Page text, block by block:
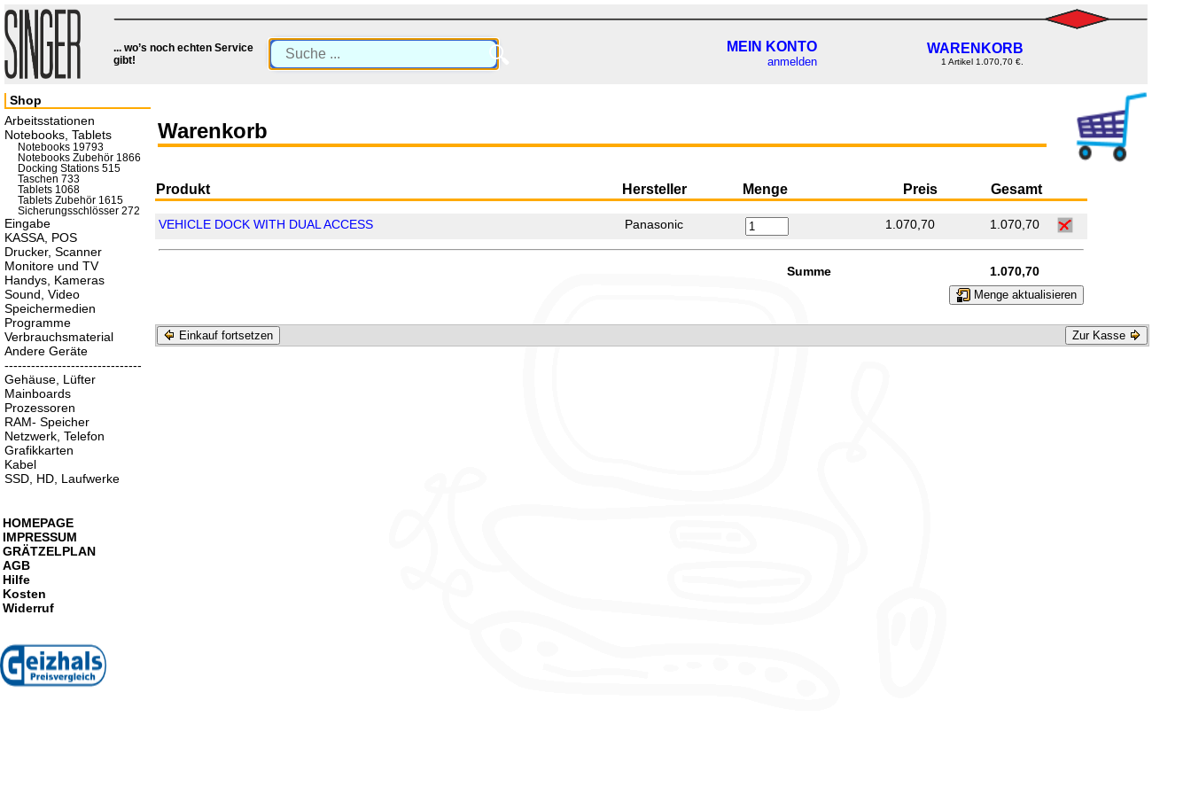
... wo’s noch echten Service
gibt!
🔍 MEIN KONTO
anmelden
WARENKORB
1 Artikel 1.070,70 €.
Warenkorb
Produkt Hersteller Menge Preis Gesamt
VEHICLE DOCK WITH DUAL ACCESS Panasonic 1.070,70 1.070,70
Summe 1.070,70
Menge aktualisieren
Einkauf fortsetzen Zur Kasse
Shop
Arbeitsstationen
Notebooks, Tablets
Notebooks 19793
Notebooks Zubehör 1866
Docking Stations 515
Taschen 733
Tablets 1068
Tablets Zubehör 1615
Sicherungsschlösser 272
Eingabe
KASSA, POS
Drucker, Scanner
Monitore und TV
Handys, Kameras
Sound, Video
Speichermedien
Programme
Verbrauchsmaterial
Andere Geräte
-------------------------------
Gehäuse, Lüfter
Mainboards
Prozessoren
RAM- Speicher
Netzwerk, Telefon
Grafikkarten
Kabel
SSD, HD, Laufwerke
HOMEPAGE
IMPRESSUM
GRÄTZELPLAN
AGB
Hilfe
Kosten
Widerruf